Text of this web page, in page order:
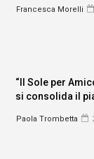
Francesca Morelli
“Il Sole per
si consolida il
Paola Trombetta